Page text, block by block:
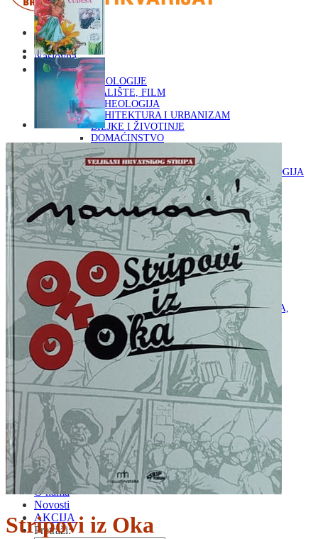
Naslovna
KNJIGE
OD ARHEOLOGIJE
DO KAZALIŠTE, FILM
ARHEOLOGIJA
ARHITEKTURA I URBANIZAM
BILJKE I ŽIVOTINJE
DOMAĆINSTVO
ENCIKLOPEDIJE I LEKSIKONI
ETNOLOGIJA
FILOZOFIJA, SOCIOLOGIJA, ANTROPOLOGIJA
FOTOGRAFIJA
GLAZBENA UMJETNOST
KAZALIŠTE, FILM
OD KNJIŽEVNOST
DO RELIGIJA
KNJIŽEVNOST
LIKOVNA UMJETNOST
LJEKOVITO BILJE I ZDRAVLJE
MITOLOGIJA
POVIJEST I PUBLICISTIKA
PRIRODNE ZNANOSTI
PSIHOLOGIJA, POPULARNA PSIHOLOGIJA,
ALTERNATIVA
RAZNO
RELIGIJA
OD RJEČNIKA
DO ZEMLJOVIDA
RJEČNICI, GRAMATIKE, PRAVOPISI…
ŠAH
SPORT
STRIPOVI
TEHNIČKE ZNANOSTI
TEORIJA I POVIJEST KNJIŽEVNOSTI
VEDUTE
ZAGREB
ZEMLJOVIDI
Otkup knjiga
O nama
Novosti
AKCIJA
Pretraži:
Stripovi iz Oka